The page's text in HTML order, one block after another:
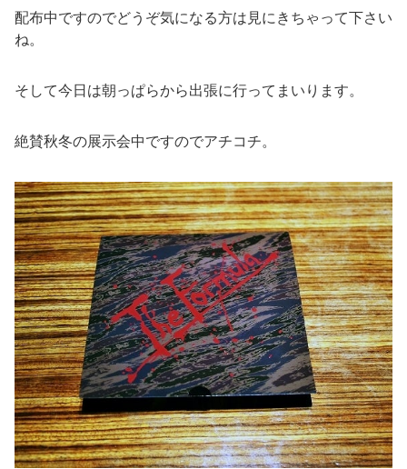
配布中ですのでどうぞ気になる方は見にきちゃって下さい
ね。
そして今日は朝っぱらから出張に行ってまいります。
絶賛秋冬の展示会中ですのでアチコチ。